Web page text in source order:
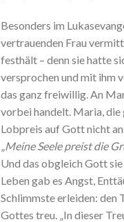
Besonders im
vertrauenden Frau
festhält – denn sie hatte
versprochen und mit ihm
das ganz freiwillig. An
vorbei handelt. Maria, die
Lobpreis auf Gott nicht
Meine Seele preist die
Und das obgleich Gott
Leben gab es Angst,
Schlimmste erleiden: den
Gottes treu. „In dieser